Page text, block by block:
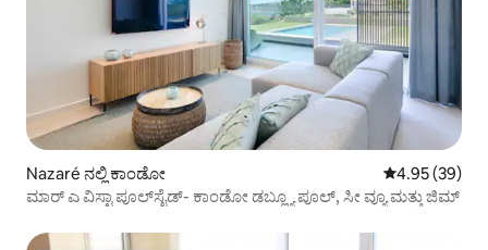
Nazaré ನಲ್ಲಿ ಕಾಂಡೋ 5 ರಲ್ಲಿ 4.95
4.95 (39)
ಮಾರ್ ಎ ವಿಸ್ಟಾ ಪೂಲ್‌ಸೈಡ್- ಕಾಂಡೋ ಡಬ್ಲ್ಯೂ ಪೂಲ್, ಸೀ ವ್ಯೂ ಮತ್ತು ಜಿಮ್